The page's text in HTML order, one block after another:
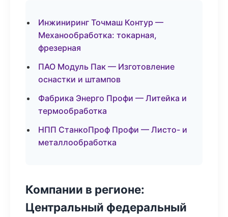
Инжиниринг Точмаш Контур —
Механообработка: токарная,
фрезерная
ПАО Модуль Пак — Изготовление
оснастки и штампов
Фабрика Энерго Профи — Литейка и
термообработка
НПП СтанкоПроф Профи — Листо- и
металлообработка
Компании в регионе:
Центральный федеральный